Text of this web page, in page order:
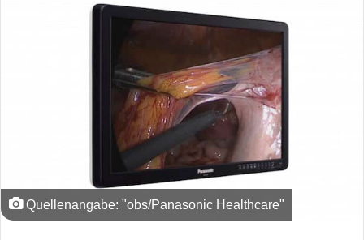
Quellenangabe: "obs/Panasonic Healthcare"